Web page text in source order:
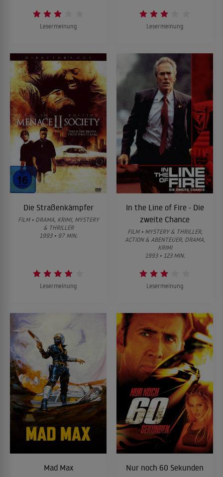
Lesermeinung Lesermeinung
Die Straßenkämpfer
FILM • DRAMA, KRIMI, MYSTERY
& THRILLER
1993 • 97 MIN.
Lesermeinung
In the Line of Fire - Die
zweite Chance
FILM • MYSTERY & THRILLER,
ACTION & ABENTEUER, DRAMA,
KRIMI
1993 • 123 MIN.
Lesermeinung
Mad Max Nur noch 60 Sekunden